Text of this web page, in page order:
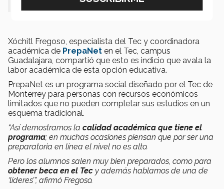
Xóchitl Fregoso, especialista del Tec y coordinadora
académica de PrepaNet en el Tec, campus
Guadalajara, compartió que esto es indicio que avala la
labor académica de esta opción educativa.
PrepaNet es un programa social diseñado por el Tec de
Monterrey para personas con recursos económicos
limitados que no pueden completar sus estudios en un
esquema tradicional.
“Así demostramos la calidad académica que tiene el
programa; en muchas ocasiones piensan que por ser una
preparatoria en línea el nivel no es alto.
Pero los alumnos salen muy bien preparados, como para
obtener beca en el Tec y además hablamos de una de
‘líderes’”, afirmó Fregoso.